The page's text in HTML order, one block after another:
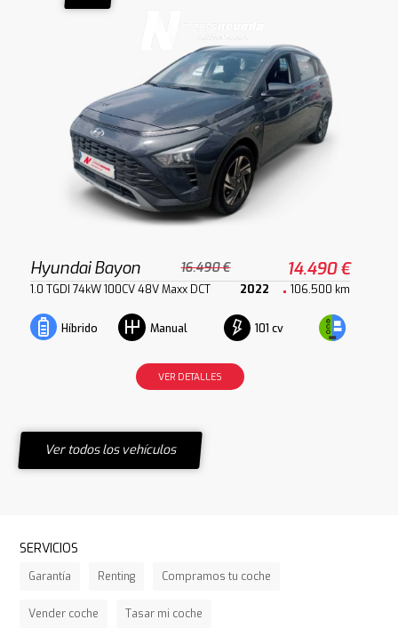
Hyundai Bayon 16.490 € 14.490 €
1.0 TGDI 74kW 100CV 48V Maxx DCT 2022 106.500 km
Híbrido Manual 101 cv
VER DETALLES
Ver todos los vehículos
SERVICIOS
Garantía Renting Compramos tu coche
Vender coche Tasar mi coche